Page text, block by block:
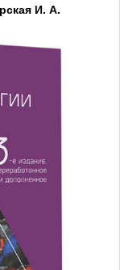
И. А.